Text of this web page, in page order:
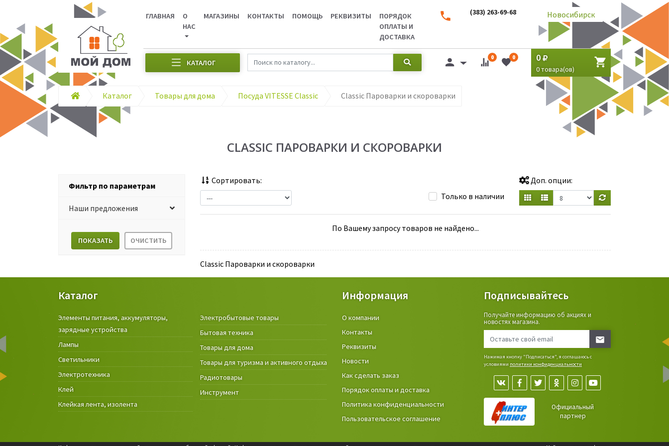
ГЛАВНАЯ
О
НАС
МАГАЗИНЫ КОНТАКТЫ ПОМОЩЬ РЕКВИЗИТЫ
ПОРЯДОК
ОПЛАТЫ И
ДОСТАВКА
(383) 263-69-68 Новосибирск
КАТАЛОГ
0 0 0
0товара(ов)
Каталог Товары для дома Посуда VITESSE Classic Classic Пароварки и скороварки
CLASSIC ПАРОВАРКИ И СКОРОВАРКИ
Фильтр по параметрам
Наши предложения
ПОКАЗАТЬ ОЧИСТИТЬ
Сортировать:
Только в наличии
Доп. опции:
По Вашему запросу товаров не найдено...
Classic Пароварки и скороварки
Каталог
Элементы питания, аккумуляторы,
зарядные устройства
Лампы
Светильники
Электротехника
Клей
Клейкая лента, изолента
Электробытовые товары
Бытовая техника
Товары для дома
Товары для туризма и активного отдыха
Радиотовары
Инструмент
Крепёжные изделия и строительные
материалы
Товары и инструмент для дачи, сада,
Фонари
Информация
О компании
Контакты
Реквизиты
Новости
Как сделать заказ
Порядок оплаты и доставка
Политика конфиденциальности
Пользовательское соглашение
Подписывайтесь
Получайте информацию об акциях и
новостях магазина.
Нажимая кнопку "Подписаться", я соглашаюсь с
условиями политики конфиденциальности
Официальный
партнер